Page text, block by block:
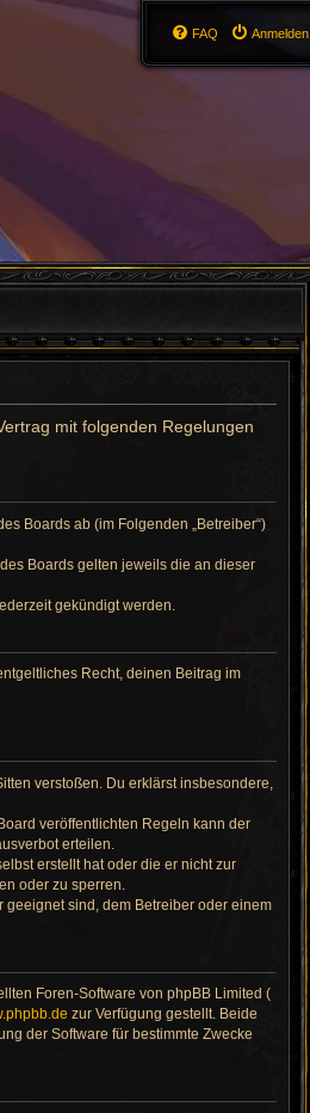
Anmelden
FAQ
mit folgenden Regelungen
Boards ab (im Folgenden „Betreiber“)
Boards gelten jeweils die an dieser
gekündigt werden.
Recht, deinen Beitrag im
verstoßen. Du erklärst insbesondere,
veröffentlichten Regeln kann der
erteilen.
erstellt hat oder die er nicht zur
oder zu sperren.
sind, dem Betreiber oder einem
Foren-Software von phpBB Limited (
zur Verfügung gestellt. Beide
der Software für bestimmte Zwecke